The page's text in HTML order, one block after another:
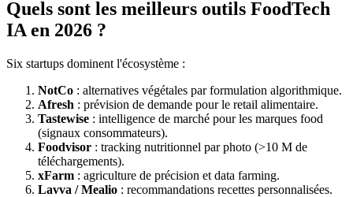
Quels sont les meilleurs outils FoodTech
IA en 2026 ?
Six startups dominent l'écosystème :
NotCo : alternatives végétales par formulation algorithmique.
Afresh : prévision de demande pour le retail alimentaire.
Tastewise : intelligence de marché pour les marques food
(signaux consommateurs).
Foodvisor : tracking nutritionnel par photo (>10 M de
téléchargements).
xFarm : agriculture de précision et data farming.
Lavva / Mealio : recommandations recettes personnalisées.